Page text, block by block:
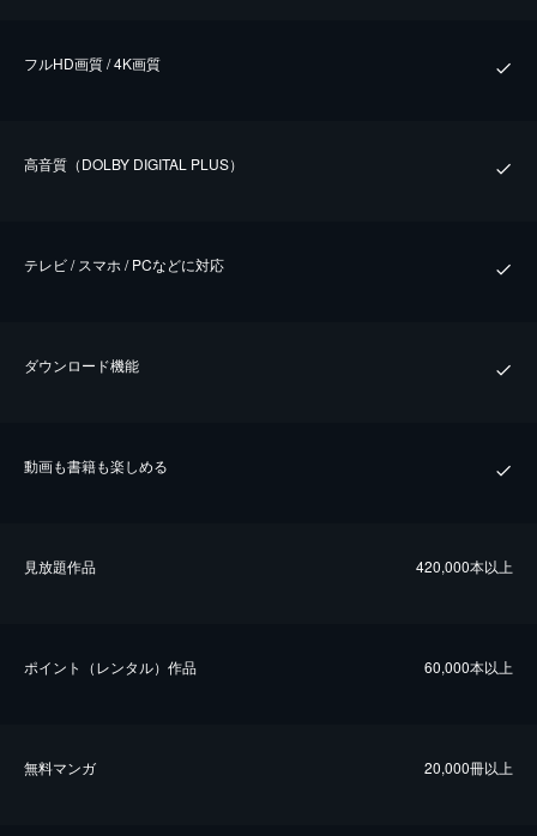
フルHD画質 / 4K画質
⾼⾳質（DOLBY DIGITAL PLUS）
テレビ / スマホ / PCなどに対応
ダウンロード機能
動画も書籍も楽しめる
⾒放題作品 420,000本以上
ポイント（レンタル）作品 60,000本以上
無料マンガ 20,000冊以上